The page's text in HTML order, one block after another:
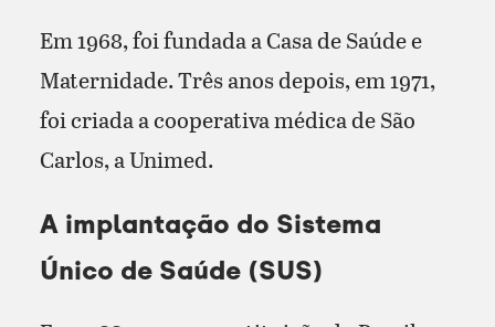
Em 1968, foi fundada a Casa de Saúde e
Maternidade. Três anos depois, em 1971,
foi criada a cooperativa médica de São
Carlos, a Unimed.
A implantação do Sistema
Único de Saúde (SUS)